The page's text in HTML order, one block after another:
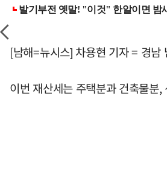
[남해=뉴시스] 차용현 기자 = 경
이번 재산세는 주택분과 건축물분